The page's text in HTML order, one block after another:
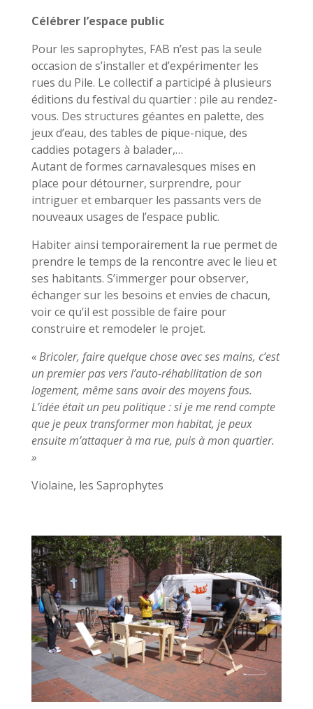
Célébrer l’espace public
Pour les saprophytes, FAB n’est pas la seule
occasion de s’installer et d’expérimenter les
rues du Pile. Le collectif a participé à plusieurs
éditions du festival du quartier : pile au rendez-
vous. Des structures géantes en palette, des
jeux d’eau, des tables de pique-nique, des
caddies potagers à balader,…
Autant de formes carnavalesques mises en
place pour détourner, surprendre, pour
intriguer et embarquer les passants vers de
nouveaux usages de l’espace public.
Habiter ainsi temporairement la rue permet de
prendre le temps de la rencontre avec le lieu et
ses habitants. S’immerger pour observer,
échanger sur les besoins et envies de chacun,
voir ce qu’il est possible de faire pour
construire et remodeler le projet.
« Bricoler, faire quelque chose avec ses mains, c’est
un premier pas vers l’auto-réhabilitation de son
logement, même sans avoir des moyens fous.
L’idée était un peu politique : si je me rend compte
que je peux transformer mon habitat, je peux
ensuite m’attaquer à ma rue, puis à mon quartier.
»
Violaine, les Saprophytes